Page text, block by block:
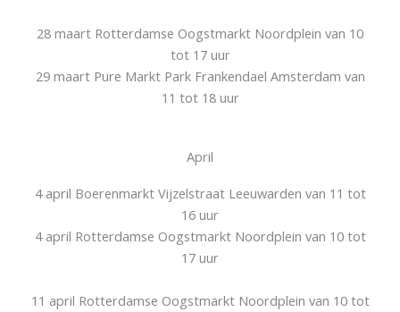
28 maart Rotterdamse Oogstmarkt Noordplein van 10
tot 17 uur
29 maart Pure Markt Park Frankendael Amsterdam van
11 tot 18 uur
April
4 april Boerenmarkt Vijzelstraat Leeuwarden van 11 tot
16 uur
4 april Rotterdamse Oogstmarkt Noordplein van 10 tot
17 uur
11 april Rotterdamse Oogstmarkt Noordplein van 10 tot